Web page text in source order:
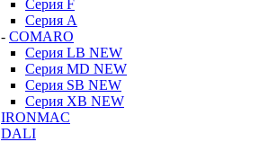
Серия F
Серия А
- COMARO
Серия LB NEW
Серия MD NEW
Серия SB NEW
Серия XB NEW
IRONMAC
DALI